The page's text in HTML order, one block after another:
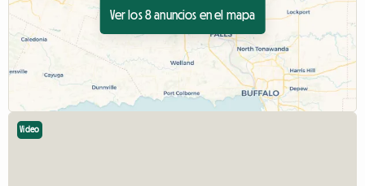
Ver los 8 anuncios en el mapa
Video